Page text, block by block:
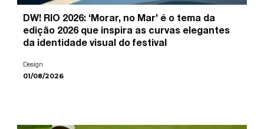
DW! RIO 2026: ‘Morar, no Mar’ é o tema da
edição 2026 que inspira as curvas elegantes
da identidade visual do festival
Design
01/08/2026